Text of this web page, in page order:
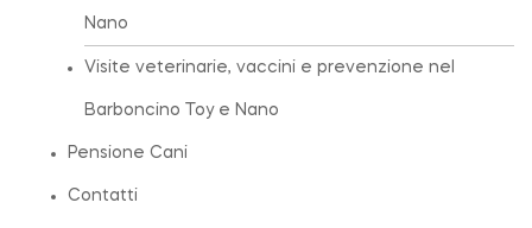
Nano
Visite veterinarie, vaccini e prevenzione nel
Barboncino Toy e Nano
Pensione Cani
Contatti